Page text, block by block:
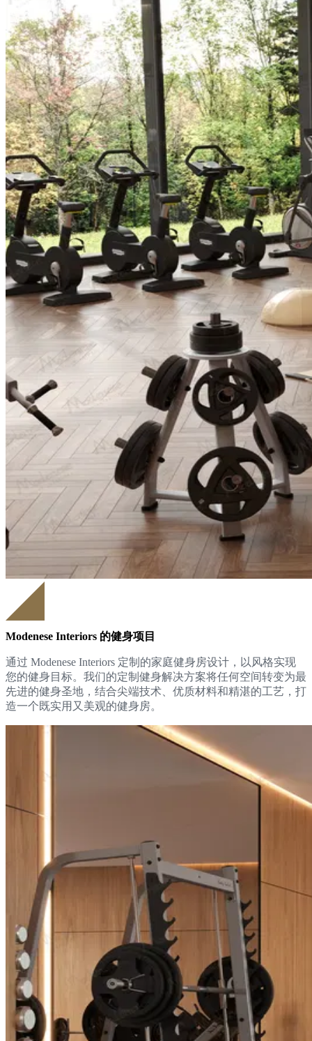
Modenese Interiors 的健身项目
通过 Modenese Interiors 定制的家庭健身房设计，以风格实现
您的健身目标。我们的定制健身解决方案将任何空间转变为最
先进的健身圣地，结合尖端技术、优质材料和精湛的工艺，打
造一个既实用又美观的健身房。